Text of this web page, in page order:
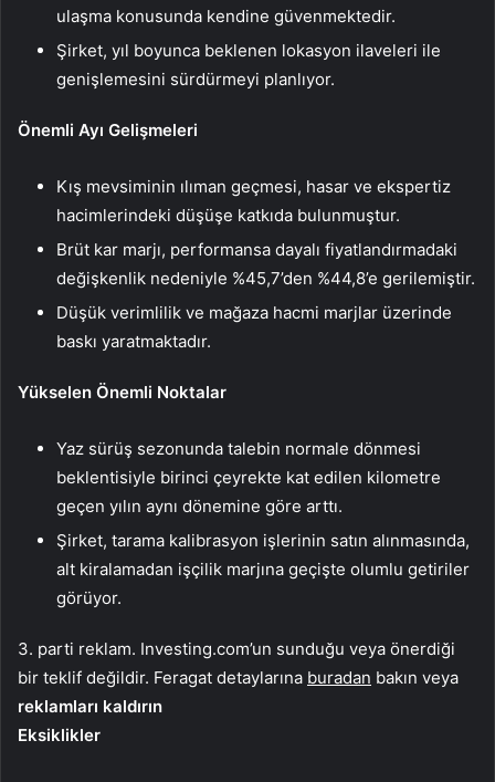
ulaşma konusunda kendine güvenmektedir.
Şirket, yıl boyunca beklenen lokasyon ilaveleri ile
genişlemesini sürdürmeyi planlıyor.
Önemli Ayı Gelişmeleri
Kış mevsiminin ılıman geçmesi, hasar ve ekspertiz
hacimlerindeki düşüşe katkıda bulunmuştur.
Brüt kar marjı, performansa dayalı fiyatlandırmadaki
değişkenlik nedeniyle %45,7’den %44,8’e gerilemiştir.
Düşük verimlilik ve mağaza hacmi marjlar üzerinde
baskı yaratmaktadır.
Yükselen Önemli Noktalar
Yaz sürüş sezonunda talebin normale dönmesi
beklentisiyle birinci çeyrekte kat edilen kilometre
geçen yılın aynı dönemine göre arttı.
Şirket, tarama kalibrasyon işlerinin satın alınmasında,
alt kiralamadan işçilik marjına geçişte olumlu getiriler
görüyor.
3. parti reklam. Investing.com’un sunduğu veya önerdiği
bir teklif değildir. Feragat detaylarına buradan bakın veya
reklamları kaldırın
Eksiklikler